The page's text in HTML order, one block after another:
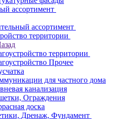
ассортимент
ассортимент
территории
территории
Прочее
для частного дома
канализация
Ограждения
доска
Дренаж, Фундамент